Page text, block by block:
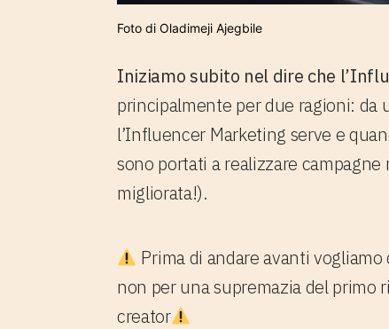
Foto di Oladimeji Ajegbile
Iniziamo subito nel dire che
principalmente per due ragioni: da
l’Influencer Marketing serve e
sono portati a realizzare
migliorata!).
Prima di andare avanti
non per una supremazia del primo
creator